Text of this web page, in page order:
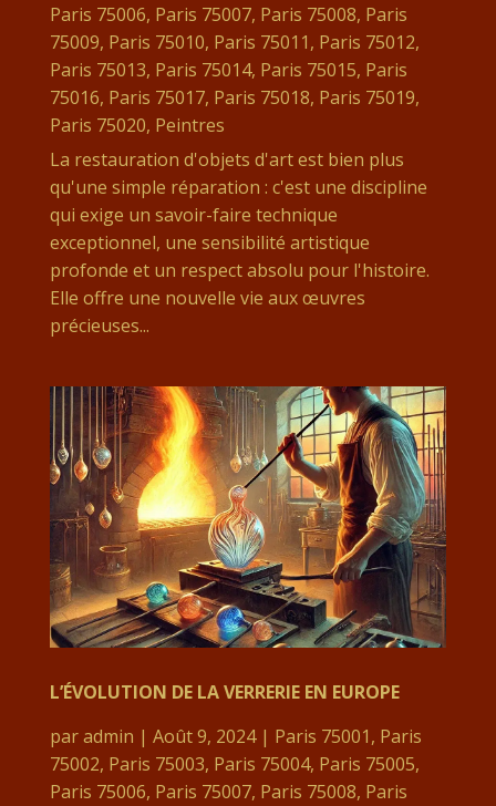
Paris 75006, Paris 75007, Paris 75008, Paris
75009, Paris 75010, Paris 75011, Paris 75012,
Paris 75013, Paris 75014, Paris 75015, Paris
75016, Paris 75017, Paris 75018, Paris 75019,
Paris 75020, Peintres
La restauration d'objets d'art est bien plus
qu'une simple réparation : c'est une discipline
qui exige un savoir-faire technique
exceptionnel, une sensibilité artistique
profonde et un respect absolu pour l'histoire.
Elle offre une nouvelle vie aux œuvres
précieuses...
L’ÉVOLUTION DE LA VERRERIE EN EUROPE
paradmin | Août 9, 2024| Paris 75001, Paris
75002, Paris 75003, Paris 75004, Paris 75005,
Paris 75006, Paris 75007, Paris 75008, Paris